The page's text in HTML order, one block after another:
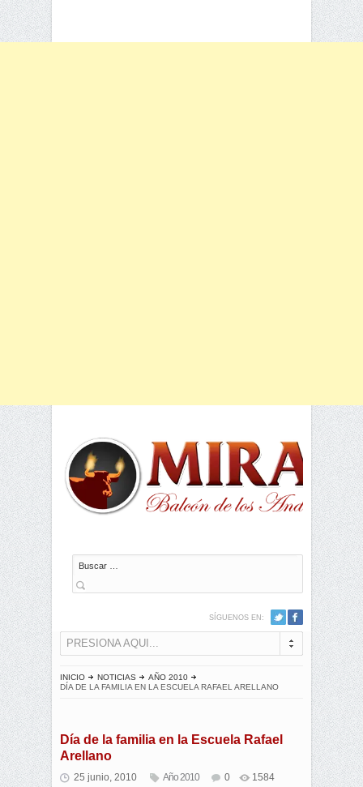
Buscar
SÍGUENOS EN:
PRESIONA AQUI...
INICIO NOTICIAS
AÑO 2010
DÍA DE LA FAMILIA EN LA ESCUELA RAFAEL ARELLANO
Día de la familia en la Escuela Rafael
Arellano
25 junio, 2010 Año 2010 0 1584